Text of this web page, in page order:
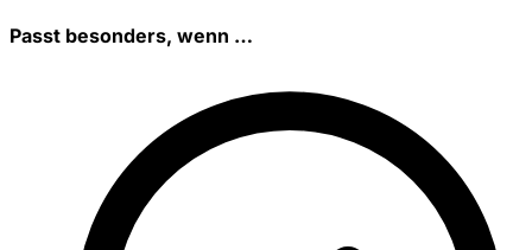
Passt besonders, wenn …